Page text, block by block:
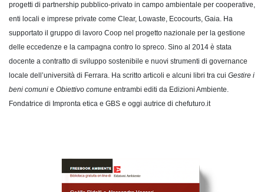
progetti di partnership pubblico-privato in campo ambientale per cooperative,
enti locali e imprese private come Clear, Lowaste, Ecocourts, Gaia. Ha
supportato il gruppo di lavoro Coop nel progetto nazionale per la gestione
delle eccedenze e la campagna contro lo spreco. Sino al 2014 è stata
docente a contratto di sviluppo sostenibile e nuovi strumenti di governance
locale dell’università di Ferrara. Ha scritto articoli e alcuni libri tra cui Gestire i
beni comuni e Obiettivo comune entrambi editi da Edizioni Ambiente.
Fondatrice di Impronta etica e GBS e oggi autrice di chefuturo.it